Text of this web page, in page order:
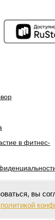
вы
политикой
в фитнес-